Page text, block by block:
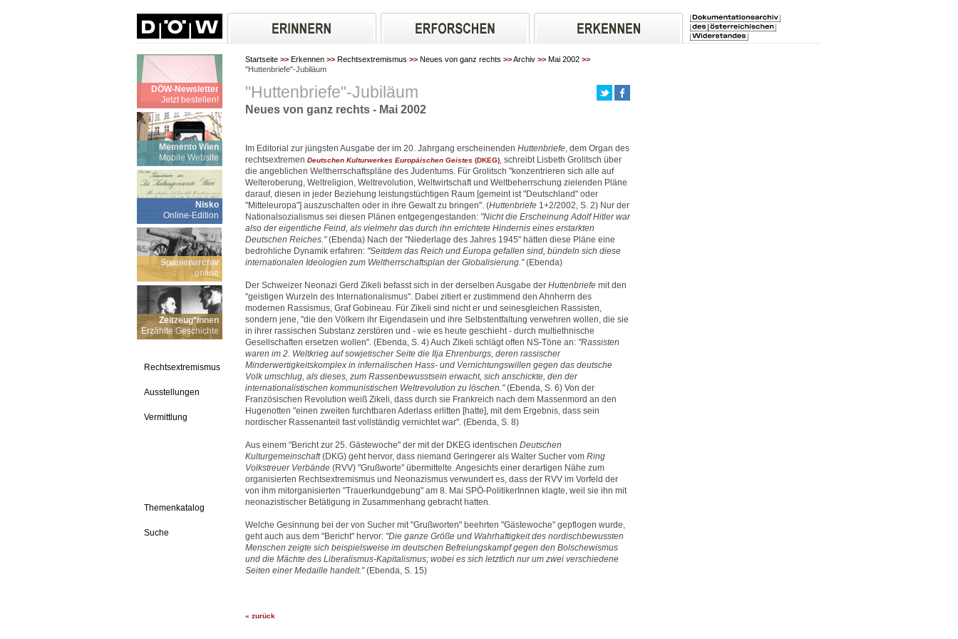
DÖW-Newsletter
Jetzt bestellen!
Memento Wien
Mobile Website
Nisko
Online-Edition
Spanienarchiv
online
Zeitzeug*innen
Erzählte Geschichte
Rechtsextremismus
Ausstellungen
Vermittlung
Themenkatalog
Suche
Startseite >> Erkennen >> Rechtsextremismus >> Neues von ganz rechts >>Archiv >> Mai 2002 >>
"Huttenbriefe"-Jubiläum
"Huttenbriefe"-Jubiläum
Neues von ganz rechts - Mai 2002
Im Editorial zur jüngsten Ausgabe der im 20. Jahrgang erscheinenden Huttenbriefe, dem Organ des
rechtsextremen Deutschen Kulturwerkes Europäischen Geistes (DKEG), schreibt Lisbeth Grolitsch über
die angeblichen Weltherrschaftspläne des Judentums. Für Grolitsch "konzentrieren sich alle auf
Welteroberung, Weltreligion, Weltrevolution, Weltwirtschaft und Weltbeherrschung zielenden Pläne
darauf, diesen in jeder Beziehung leistungstüchtigen Raum [gemeint ist "Deutschland" oder
"Mitteleuropa"] auszuschalten oder in ihre Gewalt zu bringen". (Huttenbriefe 1+2/2002, S. 2) Nur der
Nationalsozialismus sei diesen Plänen entgegengestanden: "Nicht die Erscheinung Adolf Hitler war
also der eigentliche Feind, als vielmehr das durch ihn errichtete Hindernis eines erstarkten
Deutschen Reiches."(Ebenda) Nach der "Niederlage des Jahres 1945" hätten diese Pläne eine
bedrohliche Dynamik erfahren: "Seitdem das Reich und Europa gefallen sind, bündeln sich diese
internationalen Ideologien zum Weltherrschaftsplan der Globalisierung."(Ebenda)
Der Schweizer Neonazi Gerd Zikeli befasst sich in der derselben Ausgabe der Huttenbriefe mit den
"geistigen Wurzeln des Internationalismus". Dabei zitiert er zustimmend den Ahnherrn des
modernen Rassismus, Graf Gobineau. Für Zikeli sind nicht er und seinesgleichen Rassisten,
sondern jene, "die den Völkern ihr Eigendasein und ihre Selbstentfaltung verwehren wollen, die sie
in ihrer rassischen Substanz zerstören und - wie es heute geschieht - durch multiethnische
Gesellschaften ersetzen wollen". (Ebenda, S. 4) Auch Zikeli schlägt offen NS-Töne an: "Rassisten
waren im 2. Weltkrieg auf sowjetischer Seite die Ilja Ehrenburgs, deren rassischer
Minderwertigkeitskomplex in infernalischen Hass- und Vernichtungswillen gegen das deutsche
Volk umschlug, als dieses, zum Rassenbewusstsein erwacht, sich anschickte, den der
internationalistischen kommunistischen Weltrevolution zu löschen."(Ebenda, S. 6) Von der
Französischen Revolution weiß Zikeli, dass durch sie Frankreich nach dem Massenmord an den
Hugenotten "einen zweiten furchtbaren Aderlass erlitten [hatte], mit dem Ergebnis, dass sein
nordischer Rassenanteil fast vollständig vernichtet war". (Ebenda, S. 8)
Aus einem "Bericht zur 25. Gästewoche" der mit der DKEG identischen Deutschen
Kulturgemeinschaft(DKG) geht hervor, dass niemand Geringerer als Walter Sucher vom Ring
Volkstreuer Verbände (RVV) "Grußworte" übermittelte. Angesichts einer derartigen Nähe zum
organisierten Rechtsextremismus und Neonazismus verwundert es, dass der RVV im Vorfeld der
von ihm mitorganisierten "Trauerkundgebung" am 8. Mai SPÖ-PolitikerInnen klagte, weil sie ihn mit
neonazistischer Betätigung in Zusammenhang gebracht hatten.
Welche Gesinnung bei der von Sucher mit "Grußworten" beehrten "Gästewoche" gepflogen wurde,
geht auch aus dem "Bericht" hervor: "Die ganze Größe und Wahrhaftigkeit des nordischbewussten
Menschen zeigte sich beispielsweise im deutschen Befreiungskampf gegen den Bolschewismus
und die Mächte des Liberalismus-Kapitalismus; wobei es sich letztlich nur um zwei verschiedene
Seiten einer Medaille handelt."(Ebenda, S. 15)
« zurück